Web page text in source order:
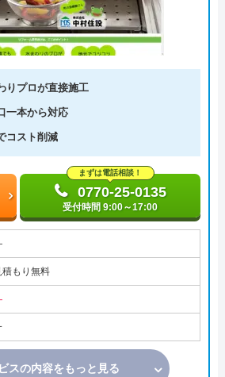
りプロが直接施工
一本から対応
コスト削減
まずは電話相談！
0770-25-0135
受付時間 9:00～17:00
積もり無料
スの内容をもっと見る